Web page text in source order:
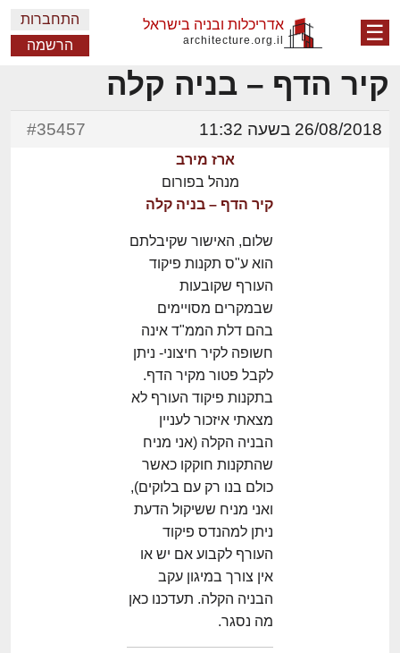
☰ אדריכלות ובניה בישראל
architecture.org.il
התחברות
הרשמה
קיר הדף – בניה קלה
26/08/2018 בשעה 11:32 #35457
ארז מירב
מנהל בפורום
קיר הדף – בניה קלה
שלום, האישור שקיבלתם
הוא ע"ס תקנות פיקוד
העורף שקובעות
שבמקרים מסויימים
בהם דלת הממ"ד אינה
חשופה לקיר חיצוני- ניתן
לקבל פטור מקיר הדף.
בתקנות פיקוד העורף לא
מצאתי איזכור לעניין
הבניה הקלה (אני מניח
שהתקנות חוקקו כאשר
כולם בנו רק עם בלוקים),
ואני מניח ששיקול הדעת
ניתן למהנדס פיקוד
העורף לקבוע אם יש או
אין צורך במיגון עקב
הבניה הקלה. תעדכנו כאן
מה נסגר.